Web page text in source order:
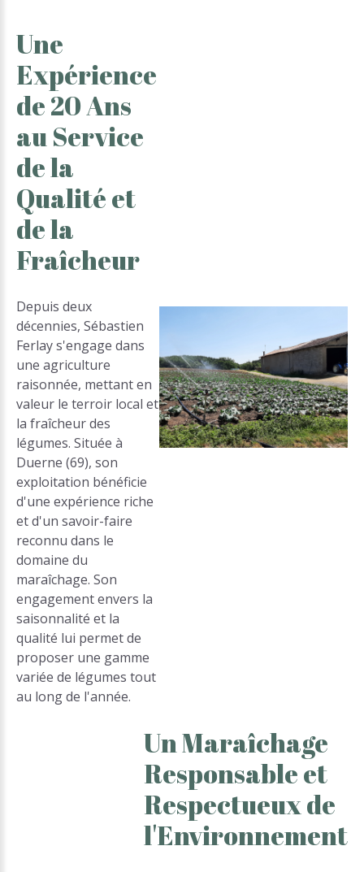
Une
Expérience
de20Ans
auService
dela
Qualitéet
dela
Fraîcheur
Depuis deux
décennies, Sébastien
Ferlay s'engage dans
une agriculture
raisonnée, mettant en
valeur le terroir local et
la fraîcheur des
légumes. Située à
Duerne (69), son
exploitation bénéficie
d'une expérience riche
et d'un savoir-faire
reconnu dans le
domaine du
maraîchage. Son
engagement envers la
saisonnalité et la
qualité lui permet de
proposer une gamme
variée de légumes tout
au long de l'année.
UnMaraîchage
Responsableet
Respectueuxde
l'Environnement